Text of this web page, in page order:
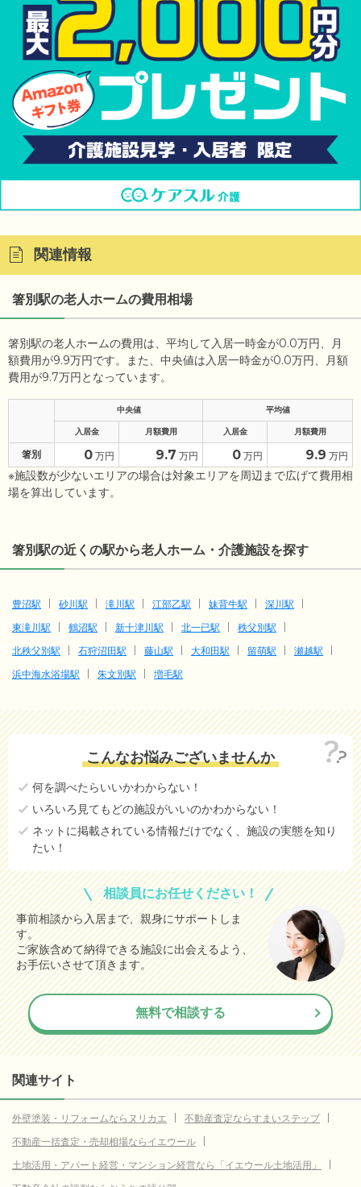
関連情報
箸別駅の老人ホームの費用相場
箸別駅の老人ホームの費用は、平均して入居一時金が0.0万円、月
額費用が9.9万円です。また、中央値は入居一時金が0.0万円、月額
費用が9.7万円となっています。
中央値 平均値
入居金 月額費用 入居金 月額費用
箸別 0 万円 9.7 万円 0 万円 9.9 万円
※施設数が少ないエリアの場合は対象エリアを周辺まで広げて費用相
場を算出しています。
箸別駅の近くの駅から老人ホーム・介護施設を探す
豊沼駅 砂川駅 滝川駅 江部乙駅 妹背牛駅
深川駅
東滝川駅
鶴沼駅 新十津川駅 北一已駅
秩父別駅
北秩父別駅
石狩沼田駅 藤山駅 大和田駅 留萌駅
瀬越駅
浜中海水浴場駅
朱文別駅 増毛駅
こんなお悩みございませんか
何を調べたらいいかわからない！
いろいろ見てもどの施設がいいのかわからない！
ネットに掲載されている情報だけでなく、施設の実態を知り
たい！
相談員にお任せください！
事前相談から入居まで、親身にサポートしま
す。
ご家族含めて納得できる施設に出会えるよう、
お手伝いさせて頂きます。
無料で相談する
関連サイト
外壁塗装・リフォームならヌリカエ
不動産査定ならすまいステップ
不動産一括査定・売却相場ならイエウール
土地活用・アパート経営・マンション経営なら「イエウール土地活用」